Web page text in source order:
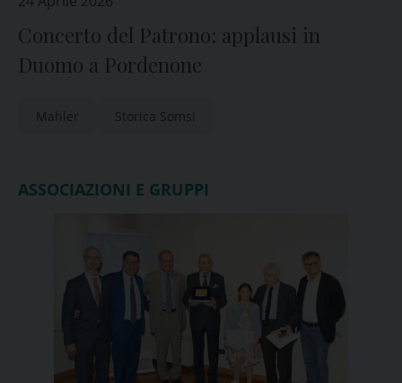
Concerto del Patrono: applausi in
Duomo a Pordenone
Mahler Storica Somsi
ASSOCIAZIONI E GRUPPI